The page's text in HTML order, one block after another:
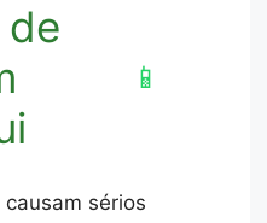
de
📱
sérios